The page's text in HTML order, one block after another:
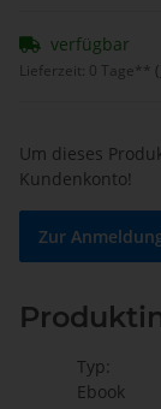
verfügbar
Lieferzeit: 0 Tage**
Um dieses
Kundenkonto!
Zur
Typ:
Ebook